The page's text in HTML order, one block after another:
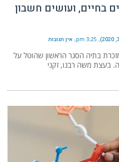
בחיים, ועושים חשבון
3:25 pm אין תגובות
בתיה הסגר הראשון שהוטל על